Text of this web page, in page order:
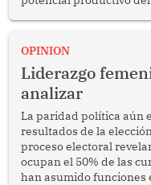
OPINION
Liderazgo
analizar
La paridad política aún
resultados de la
proceso electoral
ocupan el 50% de las
han asumido funciones